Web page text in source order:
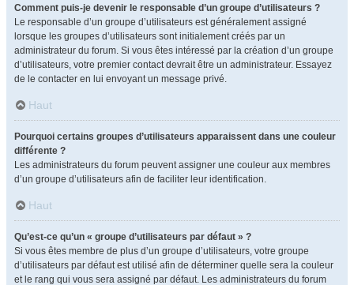
Comment puis-je devenir le responsable d’un groupe d’utilisateurs ?
Le responsable d’un groupe d’utilisateurs est généralement assigné
lorsque les groupes d’utilisateurs sont initialement créés par un
administrateur du forum. Si vous êtes intéressé par la création d’un groupe
d’utilisateurs, votre premier contact devrait être un administrateur. Essayez
de le contacter en lui envoyant un message privé.
Haut
Pourquoi certains groupes d’utilisateurs apparaissent dans une couleur
différente ?
Les administrateurs du forum peuvent assigner une couleur aux membres
d’un groupe d’utilisateurs afin de faciliter leur identification.
Haut
Qu’est-ce qu’un « groupe d’utilisateurs par défaut » ?
Si vous êtes membre de plus d’un groupe d’utilisateurs, votre groupe
d’utilisateurs par défaut est utilisé afin de déterminer quelle sera la couleur
et le rang qui vous sera assigné par défaut. Les administrateurs du forum